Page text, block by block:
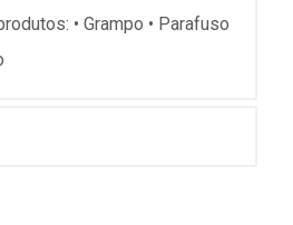
• Grampo • Parafuso